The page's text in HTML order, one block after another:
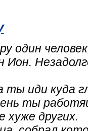
один
Ион.
ты иди куда
ты
других.